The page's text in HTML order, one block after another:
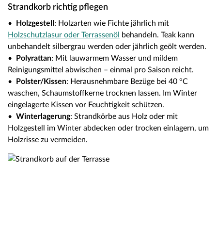
Strandkorb richtig pflegen
• Holzgestell : Holzarten wie Fichte jährlich mit
Holzschutzlasur oder Terrassenöl
behandeln. Teak kann
unbehandelt silbergrau werden oder jährlich geölt werden.
•
Polyrattan: Mit lauwarmem Wasser und mildem
Reinigungsmittel abwischen – einmal pro Saison reicht.
•
Polster/Kissen: Herausnehmbare Bezüge bei 40 °C
waschen, Schaumstoffkerne trocknen lassen. Im Winter
eingelagerte Kissen vor Feuchtigkeit schützen.
• Winterlagerung: Strandkörbe aus Holz oder mit
Holzgestell im Winter abdecken oder trocken einlagern, um
Holzrisse zu vermeiden.